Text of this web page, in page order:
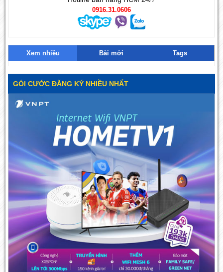
0916.31.0606
Xem nhiều Bài mới Tags
GÓI CƯỚC ĐĂNG KÝ NHIỀU NHẤT